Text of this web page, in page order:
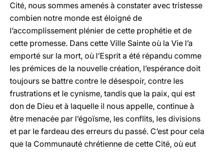
Cité, nous sommes amenés à constater avec tristesse
combien notre monde est éloigné de
l’accomplissement plénier de cette prophétie et de
cette promesse. Dans cette Ville Sainte où la Vie l’a
emporté sur la mort, où l’Esprit a été répandu comme
les prémices de la nouvelle création, l’espérance doit
toujours se battre contre le désespoir, contre les
frustrations et le cynisme, tandis que la paix, qui est
don de Dieu et à laquelle il nous appelle, continue à
être menacée par l’égoïsme, les conflits, les divisions
et par le fardeau des erreurs du passé. C’est pour cela
que la Communauté chrétienne de cette Cité, où eut